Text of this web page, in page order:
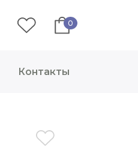
0
Контакты